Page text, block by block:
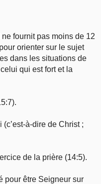
fournit pas moins de 12
orienter sur le sujet
dans les situations de
qui est fort et la
(c’est-à-dire de Christ ;
de la prière (14:5).
pour être Seigneur sur